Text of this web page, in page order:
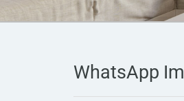
WhatsApp